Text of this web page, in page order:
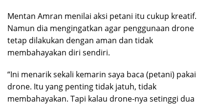
Mentan Amran menilai aksi petani itu cukup kreatif.
Namun dia mengingatkan agar penggunaan drone
tetap dilakukan dengan aman dan tidak
membahayakan diri sendiri.
“Ini menarik sekali kemarin saya baca (petani) pakai
drone. Itu yang penting tidak jatuh, tidak
membahayakan. Tapi kalau drone-nya setinggi dua